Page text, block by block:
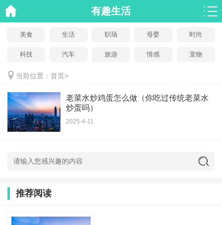
有趣生活
美食 生活 职场 母婴 时尚
科技 汽车 旅游 情感 宠物
当前位置： 首页>
老菜水炒鸡蛋怎么做（你吃过传统老菜水
炒蛋吗）
2025-4-11
推荐阅读